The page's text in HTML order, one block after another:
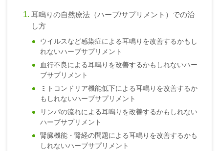
耳鳴りの自然療法（ハーブ/サプリメント）での治
し方
ウイルスなど感染症による耳鳴りを改善するかもし
れないハーブサプリメント
血行不良による耳鳴りを改善するかもしれないハー
ブサプリメント
ミトコンドリア機能低下による耳鳴りを改善するか
もしれないハーブサプリメント
リンパの流れによる耳鳴りを改善するかもしれない
ハーブサプリメント
腎臓機能・腎経の問題による耳鳴りを改善するかも
しれないハーブサプリメント